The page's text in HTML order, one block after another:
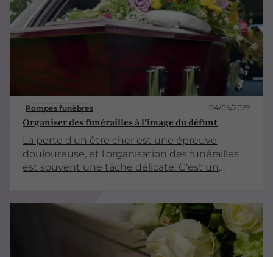
célébrer la vie de ceux que nous avons perdus.
Cet article explore les différents aspects des
plaques funéraires personnalisées, en
soulignant leur importance et leur impact
Pompes funèbres 04/05/2026
Organiser des funérailles à l’image du défunt
La perte d'un être cher est une épreuve
douloureuse, et l'organisation des funérailles
est souvent une tâche délicate. C'est un
Cet article explore les différentes facettes de
l'organisation de funérailles personnalisées,
afin qu'elles reflètent fidèlement la
personnalité et les valeurs du défunt.